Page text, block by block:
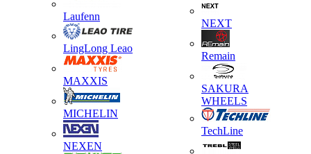
Laufenn
LingLong Leao
MAXXIS
MICHELIN
NEXEN
NEXT
Remain
SAKURA
WHEELS
TechLine